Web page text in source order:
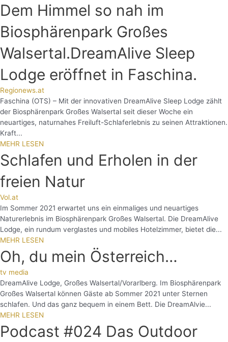
Dem Himmel so nah im
Biosphärenpark Großes
Walsertal.DreamAlive Sleep
Lodge eröffnet in Faschina.
Regionews.at
Faschina (OTS) – Mit der innovativen DreamAlive Sleep Lodge zählt
der Biosphärenpark Großes Walsertal seit dieser Woche ein
neuartiges, naturnahes Freiluft-Schlaferlebnis zu seinen Attraktionen.
Kraft...
MEHR LESEN
Schlafen und Erholen in der
freien Natur
Vol.at
Im Sommer 2021 erwartet uns ein einmaliges und neuartiges
Naturerlebnis im Biosphärenpark Großes Walsertal. Die DreamAlive
Lodge, ein rundum verglastes und mobiles Hotelzimmer, bietet die...
MEHR LESEN
Oh, du mein Österreich…
tv media
DreamAlive Lodge, Großes Walsertal/Vorarlberg. Im Biosphärenpark
Großes Walsertal können Gäste ab Sommer 2021 unter Sternen
schlafen. Und das ganz bequem in einem Bett. Die DreamAlvie...
MEHR LESEN
Podcast #024 Das Outdoor